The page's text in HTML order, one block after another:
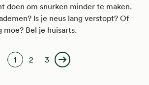
wordt opgeslagen in het apparaat.
ze later die informatie.
doen om snurken minder te maken.
Is je neus lang verstopt? Of
moe? Bel je huisarts.
Huidige pagina
1
Pagina
2
Pagina
3
Volgende pagina